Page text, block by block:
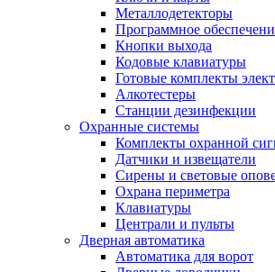
Металлодетекторы
Программное
Кнопки выхода
Кодовые клавиатуры
Готовые комплекты
Алкотестеры
Станции дезинфекции
Охранные системы
Комплекты охранной
Датчики и извещатели
Сирены и световые
Охрана периметра
Клавиатуры
Централи и пульты
Дверная автоматика
Автоматика для ворот